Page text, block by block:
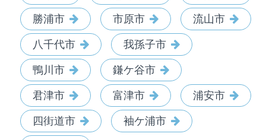
勝浦市 市原市 流山市
八千代市 我孫子市
鴨川市 鎌ケ谷市
君津市 富津市 浦安市
四街道市 袖ケ浦市